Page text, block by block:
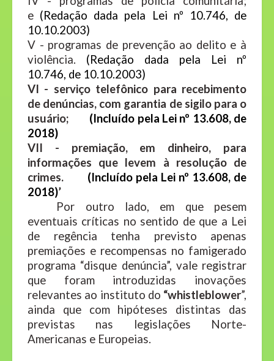
e (Redação dada pela Lei nº 10.746, de
10.10.2003)
V - programas de prevenção ao delito e à
violência. (Redação dada pela Lei nº
10.746, de 10.10.2003)
VI - serviço telefônico para recebimento
de denúncias, com garantia de sigilo para o
usuário; (Incluído pela Lei nº 13.608, de
2018)
VII - premiação, em dinheiro, para
informações que levem à resolução de
crimes. (Incluído pela Lei nº 13.608, de
2018)’
Por outro lado, em que pesem
eventuais críticas no sentido de que a Lei
de regência tenha previsto apenas
premiações e recompensas no famigerado
programa “disque denúncia”, vale registrar
que foram introduzidas inovações
relevantes ao instituto do “whistleblower”,
ainda que com hipóteses distintas das
previstas nas legislações Norte-
Americanas e Europeias.